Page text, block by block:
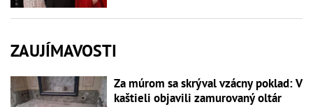
ZAUJÍMAVOSTI
Za múrom sa skrýval vzácny poklad: V
kaštieli objavili zamurovaný oltár